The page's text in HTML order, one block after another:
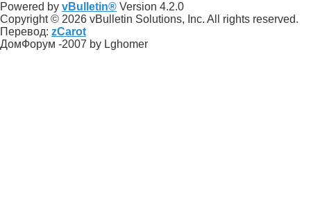
Powered by vBulletin® Version 4.2.0
Copyright © 2026 vBulletin Solutions, Inc. All rights reserved.
Перевод: zCarot
ДомФорум -2007 by Lghomer